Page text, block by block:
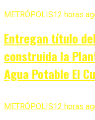
METRÓPOLIS12 horas
Entregan título
construida la
Agua Potable El
METRÓPOLIS12 horas